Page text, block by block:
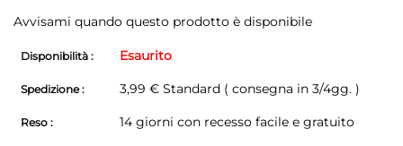
Avvisami quando questo prodotto è disponibile
Disponibilità : Esaurito
Spedizione : 3,99 € Standard ( consegna in 3/4gg. )
Reso : 14 giorni con recesso facile e gratuito